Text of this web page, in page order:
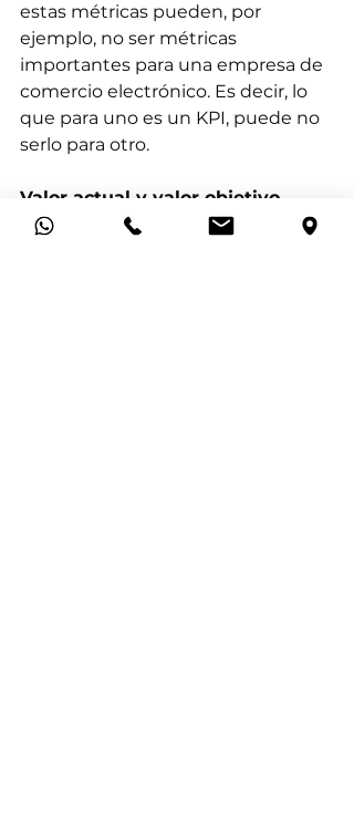
estas métricas pueden, por
ejemplo, no ser métricas
importantes para una empresa de
comercio electrónico. Es decir, lo
que para uno es un KPI, puede no
serlo para otro.
Valor actual y valor objetivo
El valor actual y el valor objetivo